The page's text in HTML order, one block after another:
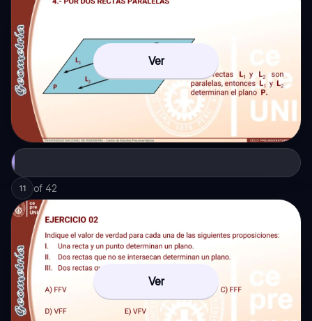
Ver
11 of 42
Ver